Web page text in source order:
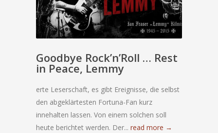
Goodbye Rock’n’Roll … Rest
in Peace, Lemmy
erte Leserschaft, es gibt Ereignisse, die selbst
den abgeklärtesten Fortuna-Fan kurz
innehalten lassen. Von einem solchen soll
heute berichtet werden. Der... read more →